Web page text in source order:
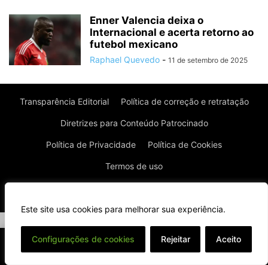
Este site usa cookies para melhorar sua experiência.
Configurações de cookies Rejeitar Aceito
Enner Valencia deixa o
Internacional e acerta retorno ao
futebol mexicano
Raphael Quevedo - 11 de setembro de 2025
Transparência Editorial Política de correção e retratação
Diretrizes para Conteúdo Patrocinado
Política de Privacidade Política de Cookies
Termos de uso